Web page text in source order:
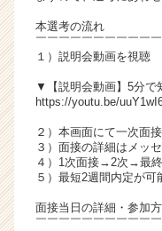
イ
チ
ア
ャ
ア
（C
h
e
本選考の流れ
￣￣￣￣￣￣￣￣￣￣
１）説明会動画を視聴
▼【説明会動画】5分で
https://youtu.be/
２）本画面にて一次面
３）面接の詳細はメッ
４）1次面接→2次→最
５）最短2週間内定が可
面接当日の詳細・参加
￣￣￣￣￣￣￣￣￣￣